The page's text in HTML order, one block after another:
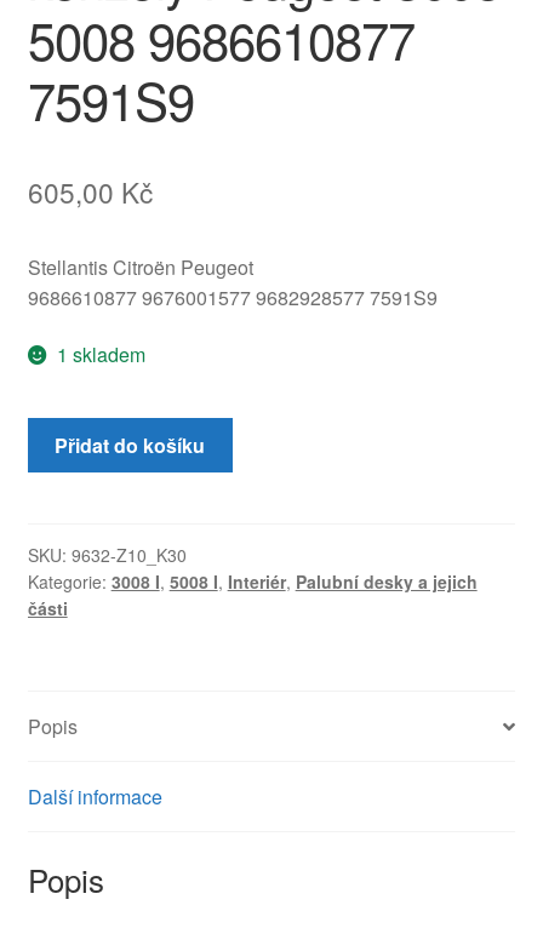
5008 9686610877
7591S9
605,00 Kč
Stellantis Citroën Peugeot
9686610877 9676001577 9682928577 7591S9
1 skladem
Čalounění
opěrky
konzoly
Peugeot
3008
množství
Přidat do košíku
SKU: 9632-Z10_K30
Kategorie: 3008 I, 5008 I, Interiér, Palubní desky a jejich
části
Popis
Další informace
Popis